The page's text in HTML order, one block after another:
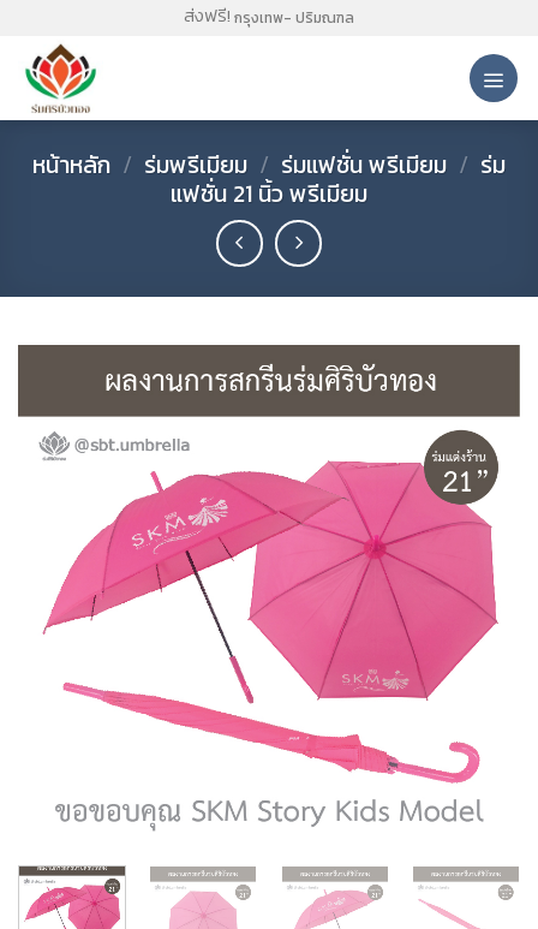
content
ส่งฟรี! กรุงเทพ- ปริมณฑล
หน้าหลัก / ร่มพรีเมียม / ร่มแฟชั่น พรีเมียม / ร่ม
แฟชั่น 21 นิ้ว พรีเมียม